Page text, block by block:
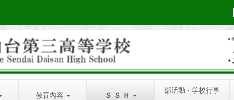
教育内容 Ｓ Ｓ Ｈ 部活動・学校行事